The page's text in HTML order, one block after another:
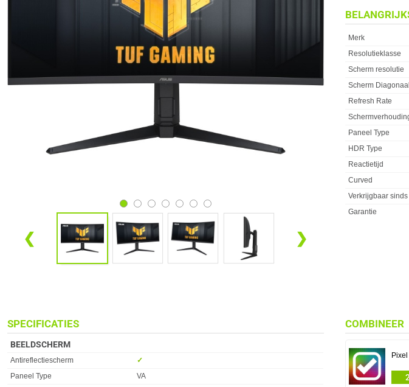
❮ ❯
Eigenschap
Merk
Resolutieklasse
Scherm resolutie
Scherm Diagonaal
Refresh Rate
Paneel Type
HDR Type
Reactietijd
Curved
Verkrijgbaar sinds
Garantie
SPECIFICATIES
BEELDSCHERM
Eigenschap Waarde
Antireflectiescherm
✓︎
Paneel Type
VA
COMBINEER